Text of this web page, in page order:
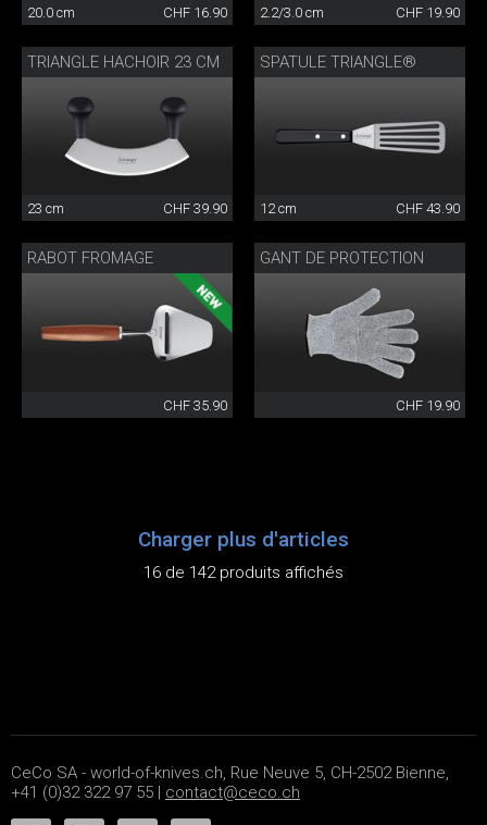
20.0 cm CHF 16.90 2.2/3.0 cm CHF 19.90
TRIANGLE HACHOIR 23 CM
23 cm CHF 39.90
SPATULE TRIANGLE®
12 cm CHF 43.90
RABOT FROMAGE
CHF 35.90
GANT DE PROTECTION
CHF 19.90
Charger plus d'articles
16 de 142 produits affichés
CeCo SA - world-of-knives.ch, Rue Neuve 5, CH-2502 Bienne,
+41 (0)32 322 97 55 | contact@ceco.ch